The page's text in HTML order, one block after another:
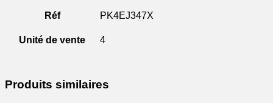
Réf PK4EJ347X
Unité de vente 4
Produits similaires